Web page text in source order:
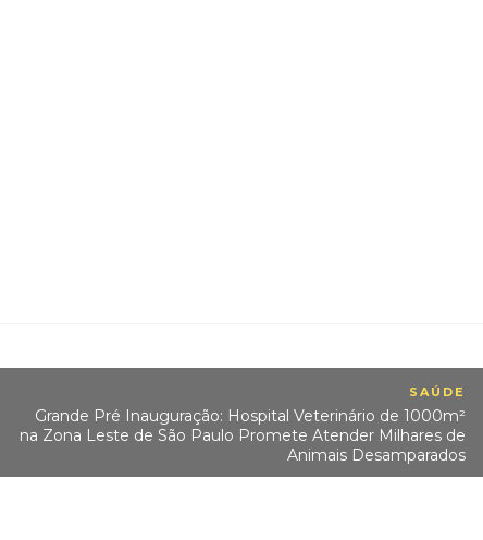
SAÚDE
Grande Pré Inauguração: Hospital Veterinário de 1000m²
na Zona Leste de São Paulo Promete Atender Milhares de
Animais Desamparados